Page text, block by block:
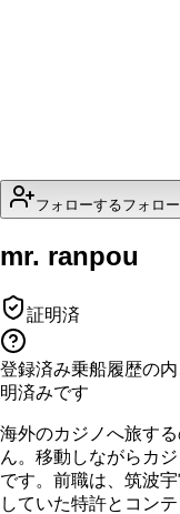
フォローするフォロー
mr. ranpou
証明済
登録済み乗船履歴の
明済みです
海外のカジノへ旅す
ん。移動しながらカ
です。前職は、筑波
していた特許とコン